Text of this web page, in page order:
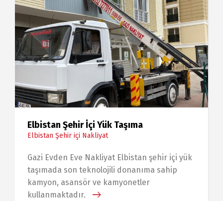
Elbistan Şehir İçi Yük Taşıma
Elbistan Şehir içi Nakliyat
Gazi Evden Eve Nakliyat Elbistan şehir içi yük
taşımada son teknolojili donanıma sahip
kamyon, asansör ve kamyonetler
kullanmaktadır.